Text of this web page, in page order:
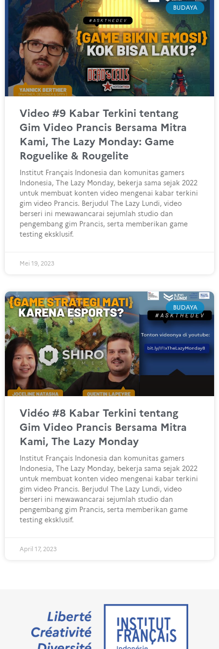
BUDAYA
Video #9 Kabar Terkini tentang
Gim Video Prancis Bersama Mitra
Kami, The Lazy Monday: Game
Roguelike & Rougelite
Institut Français Indonesia dan komunitas gamers
Indonesia, The Lazy Monday, bekerja sama sejak 2022
untuk membuat konten video mengenai kabar terkini
gim video Prancis. Berjudul The Lazy Lundi, video
berseri ini mewawancarai sejumlah studio dan
pengembang gim Prancis, serta memberikan game
testing eksklusif.
Mei 19, 2023
BUDAYA
Vidéo #8 Kabar Terkini tentang
Gim Video Prancis Bersama Mitra
Kami, The Lazy Monday
Institut Français Indonesia dan komunitas gamers
Indonesia, The Lazy Monday, bekerja sama sejak 2022
untuk membuat konten video mengenai kabar terkini
gim video Prancis. Berjudul The Lazy Lundi, video
berseri ini mewawancarai sejumlah studio dan
pengembang gim Prancis, serta memberikan game
testing eksklusif.
April 17, 2023